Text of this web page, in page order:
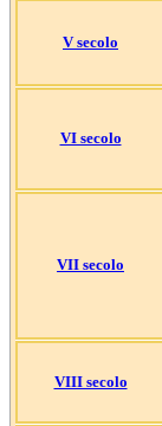
V secolo
VI secolo
VII secolo
VIII secolo